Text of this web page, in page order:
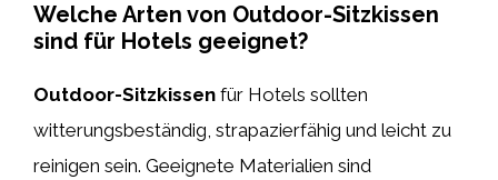
Welche Arten von Outdoor-Sitzkissen
sind für Hotels geeignet?
Outdoor-Sitzkissen für Hotels sollten
witterungsbeständig, strapazierfähig und leicht zu
reinigen sein. Geeignete Materialien sind